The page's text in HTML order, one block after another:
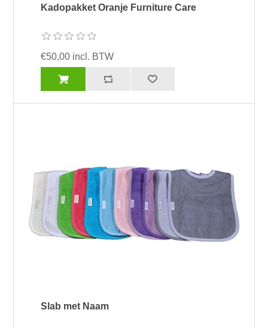
Kadopakket Oranje Furniture Care
€50,00 incl. BTW
Slab met Naam